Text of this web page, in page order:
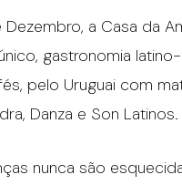
Dezembro, a Casa da
gastronomia
pelo Uruguai com
Danza e Son Latinos.
nunca são